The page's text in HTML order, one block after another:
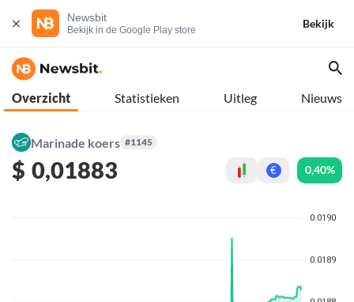
Newsbit
Bekijk in de Google Play store
Bekijk
Overzicht Statistieken Uitleg Nieuws
Marinade koers #1145
$ 0,01883 € 0,40%